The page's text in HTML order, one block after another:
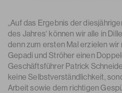
„Auf das Ergebnis der
des Jahres‘ können wir alle in
denn zum ersten Mal erzielen
Gepadi und Ströher einen
Geschäftsführer Patrick
keine Selbstverständlichkeit,
Arbeit sowie dem richtigen